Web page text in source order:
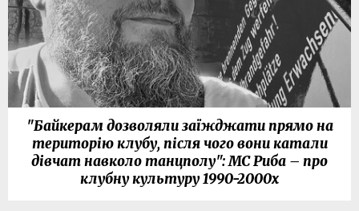
"Байкерам дозволяли заїжджати прямо на
територію клубу, після чого вони катали
дівчат навколо танцполу": МС Риба – про
клубну культуру 1990-2000х